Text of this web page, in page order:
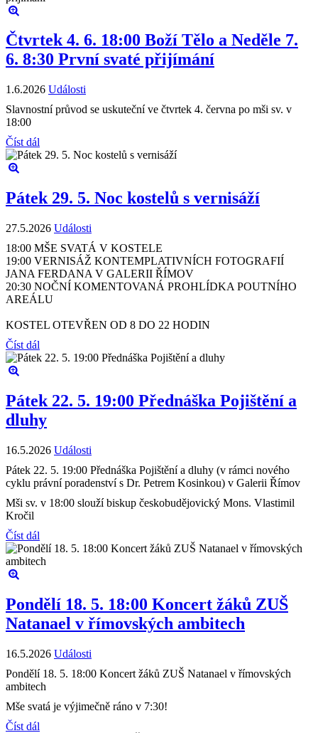
Čtvrtek 4. 6. 18:00 Boží Tělo a Neděle 7.
6. 8:30 První svaté přijímání
1.6.2026 Události
Slavnostní průvod se uskuteční ve čtvrtek 4. června po mši sv. v
18:00
Číst dál
Pátek 29. 5. Noc kostelů s vernisáží
27.5.2026 Události
18:00 MŠE SVATÁ V KOSTELE
19:00 VERNISÁŽ KONTEMPLATIVNÍCH FOTOGRAFIÍ
JANA FERDANA V GALERII ŘÍMOV
20:30 NOČNÍ KOMENTOVANÁ PROHLÍDKA POUTNÍHO
AREÁLU
KOSTEL OTEVŘEN OD 8 DO 22 HODIN
Číst dál
Pátek 22. 5. 19:00 Přednáška Pojištění a
dluhy
16.5.2026 Události
Pátek 22. 5. 19:00 Přednáška Pojištění a dluhy (v rámci nového
cyklu právní poradenství s Dr. Petrem Kosinkou) v Galerii Římov
Mši sv. v 18:00 slouží biskup českobudějovický Mons. Vlastimil
Kročil
Číst dál
Pondělí 18. 5. 18:00 Koncert žáků ZUŠ
Natanael v římovských ambitech
16.5.2026 Události
Pondělí 18. 5. 18:00 Koncert žáků ZUŠ Natanael v římovských
ambitech
Mše svatá je výjimečně ráno v 7:30!
Číst dál